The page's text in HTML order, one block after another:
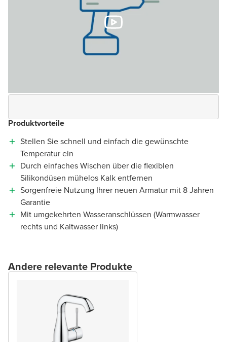
Produktvorteile
Stellen Sie schnell und einfach die gewünschte
Temperatur ein
Durch einfaches Wischen über die flexiblen
Silikondüsen mühelos Kalk entfernen
Sorgenfreie Nutzung Ihrer neuen Armatur mit 8 Jahren
Garantie
Mit umgekehrten Wasseranschlüssen (Warmwasser
rechts und Kaltwasser links)
Andere relevante Produkte